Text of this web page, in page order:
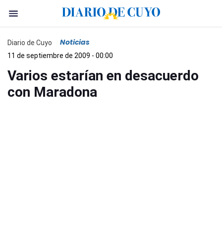
Diario de Cuyo Noticias
11 de septiembre de 2009 - 00:00
Varios estarían en desacuerdo
con Maradona